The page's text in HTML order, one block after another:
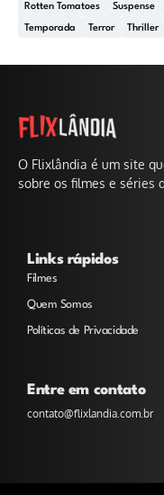
Rotten Tomatoes Suspense
Temporada Terror Thriller
O Flixlândia é um site
sobre os filmes e séries
Links rápidos
Filmes
Quem Somos
Políticas de Privacidade
Entre em contato
contato@flixlandia.com.br